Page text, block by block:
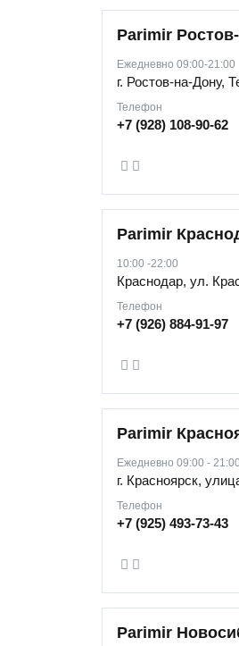
Parimir
Ежедневно 09:00-21:00
г. Ростов-на-Дону,
Телефон
+7 (928) 108-90-62
Parimir
10:00 -22:00
Краснодар, ул.
Телефон
+7 (926) 884-91-97
Parimir
Ежедневно 09:00 - 21:00
г. Красноярск,
Телефон
+7 (925) 493-73-43
Parimir